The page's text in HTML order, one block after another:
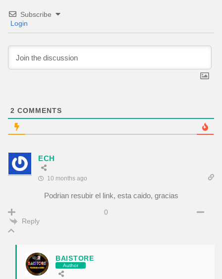
Subscribe
Login
2 COMMENTS
ECH
10 months ago
Podrian resubir el link, esta caido, gracias
0
Reply
BAISTORE
Author